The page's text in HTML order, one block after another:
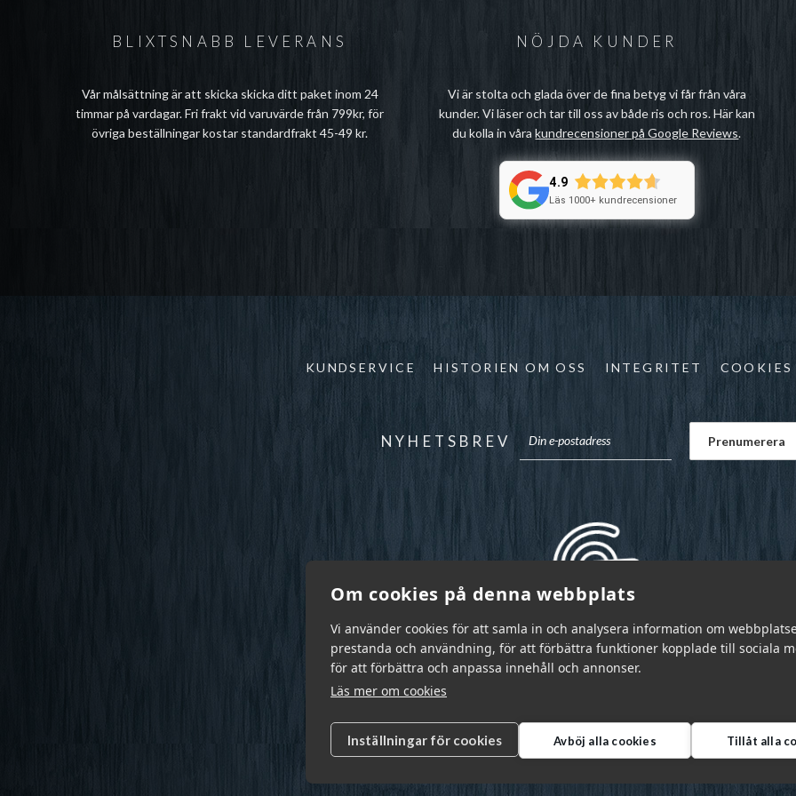
Om cookies på denna webbplats
Vi använder cookies för att samla in och analysera information om
prestanda och användning, för att förbättra funktioner kopplade till sociala
för att förbättra och anpassa innehåll och annonser.
Läs mer om cookies
Inställningar för cookies Avböj alla cookies Tillåt alla
BLIXTSNABB LEVERANS
Vår målsättning är att skicka skicka ditt paket inom 24
timmar på vardagar. Fri frakt vid varuvärde från 799kr, för
övriga beställningar kostar standardfrakt 45-49 kr.
NÖJDA KUNDER
Vi är stolta och glada över de fina betyg vi får från våra
kunder. Vi läser och tar till oss av både ris och ros. Här kan
du kolla in vårakundrecensioner på Google Reviews.
4.9
Läs 1000+ kundrecensioner
KUNDSERVICE HISTORIEN OM OSS INTEGRITET COOKIES
NYHETSBREV
Garnr Sverige AB © 2026 | info@garnr.se 031 - 92